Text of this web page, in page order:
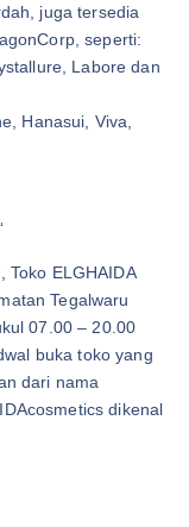
juga tersedia
seperti:
Labore dan
Hanasui, Viva,
Toko ELGHAIDA
Tegalwaru
07.00 – 20.00
buka toko yang
dari nama
dikenal